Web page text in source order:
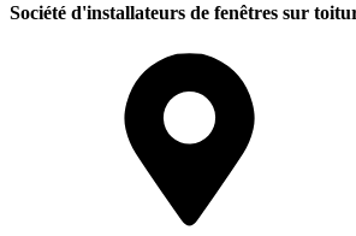
Société d'installateurs de fenêtres sur